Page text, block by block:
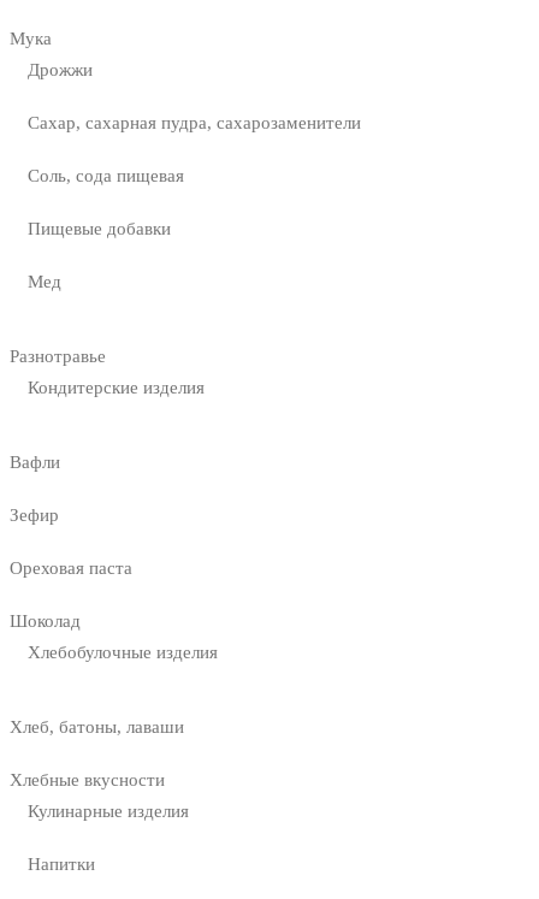
Мука
Дрожжи
Сахар, сахарная пудра, сахарозаменители
Соль, сода пищевая
Пищевые добавки
Мед
Разнотравье
Кондитерские изделия
Вафли
Зефир
Ореховая паста
Шоколад
Хлебобулочные изделия
Хлеб, батоны, лаваши
Хлебные вкусности
Кулинарные изделия
Напитки